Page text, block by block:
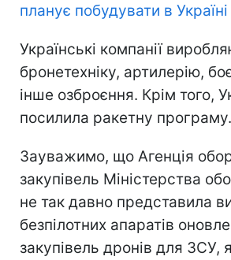
планує побудувати в
Українські компанії
бронетехніку, артилерію,
інше озброєння. Крім того,
посилила ракетну програму.
Зауважимо, що Агенція
закупівель Міністерства
не так давно представила
безпілотних апаратів
закупівель дронів для ЗСУ,